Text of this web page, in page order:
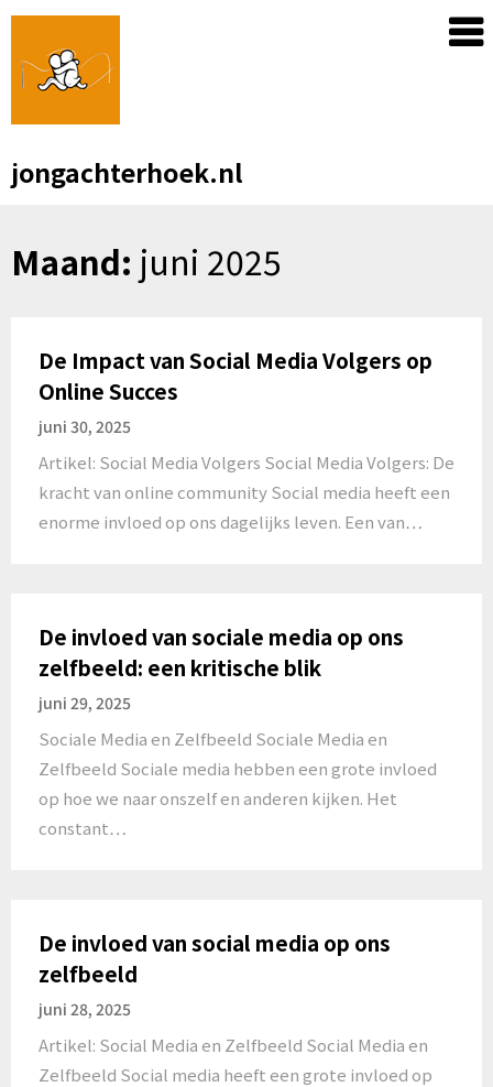
Skip
content
jongachterhoek.nl
Maand: juni 2025
De Impact van Social Media Volgers op
Online Succes
juni 30, 2025
Artikel: Social Media Volgers Social Media Volgers: De
kracht van online community Social media heeft een
enorme invloed op ons dagelijks leven. Een van…
De invloed van sociale media op ons
zelfbeeld: een kritische blik
juni 29, 2025
Sociale Media en Zelfbeeld Sociale Media en
Zelfbeeld Sociale media hebben een grote invloed
op hoe we naar onszelf en anderen kijken. Het
constant…
De invloed van social media op ons
zelfbeeld
juni 28, 2025
Artikel: Social Media en Zelfbeeld Social Media en
Zelfbeeld Social media heeft een grote invloed op